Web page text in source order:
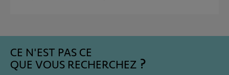
CE N'EST PAS CE
QUE VOUS RECHERCHEZ